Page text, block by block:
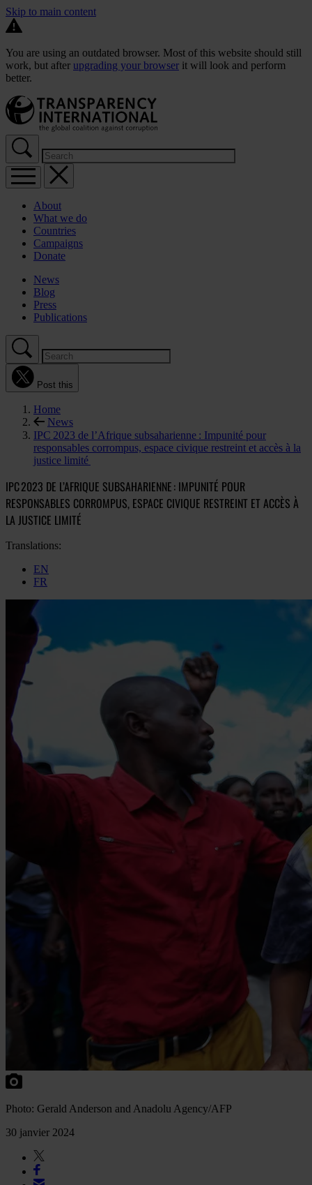
Skip to main content
You are using an outdated browser. Most of this website should still
work, but after upgrading your browser it will look and perform
better.
About
What we do
Countries
Campaigns
Donate
News
Blog
Press
Publications
Post this
Home
News
IPC 2023 de l’Afrique subsaharienne : Impunité pour
responsables corrompus, espace civique restreint et accès à la
justice limité
IPC 2023 DE L’AFRIQUE SUBSAHARIENNE : IMPUNITÉ POUR
RESPONSABLES CORROMPUS, ESPACE CIVIQUE RESTREINT ET ACCÈS À
LA JUSTICE LIMITÉ
Translations:
EN
FR
Photo: Gerald Anderson and Anadolu Agency/AFP
30 janvier 2024